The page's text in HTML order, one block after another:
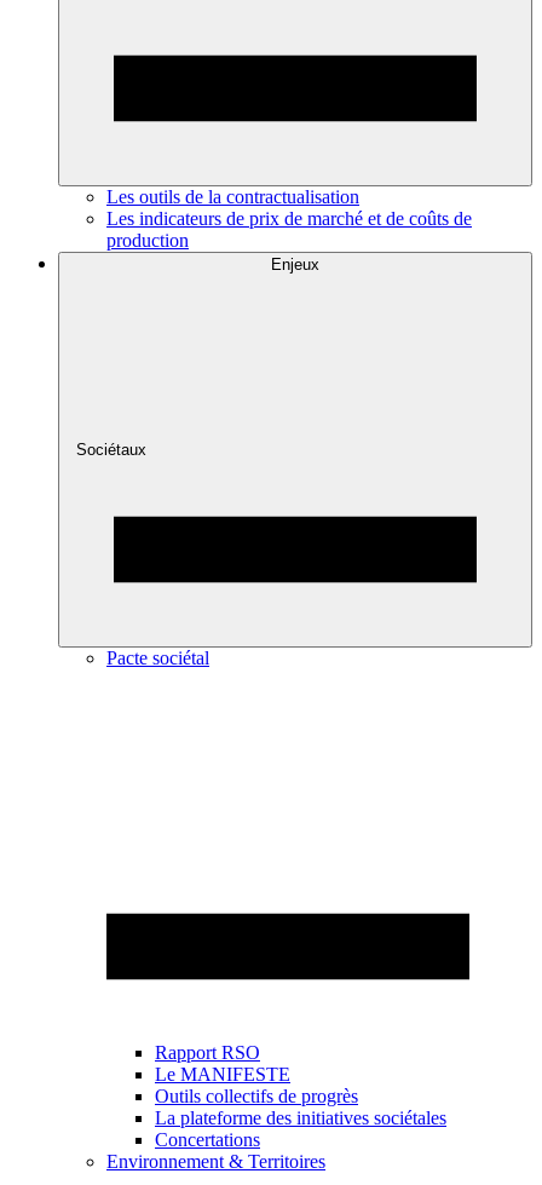
Les outils de la contractualisation
Les indicateurs de prix de marché et de coûts de
production
Enjeux
Sociétaux
Pacte sociétal
Rapport RSO
Le MANIFESTE
Outils collectifs de progrès
La plateforme des initiatives sociétales
Concertations
Environnement & Territoires